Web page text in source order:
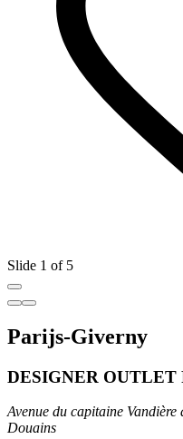
Slide 1 of 5
Parijs-Giverny
DESIGNER OUTLET
Avenue du capitaine Vandière
Douains